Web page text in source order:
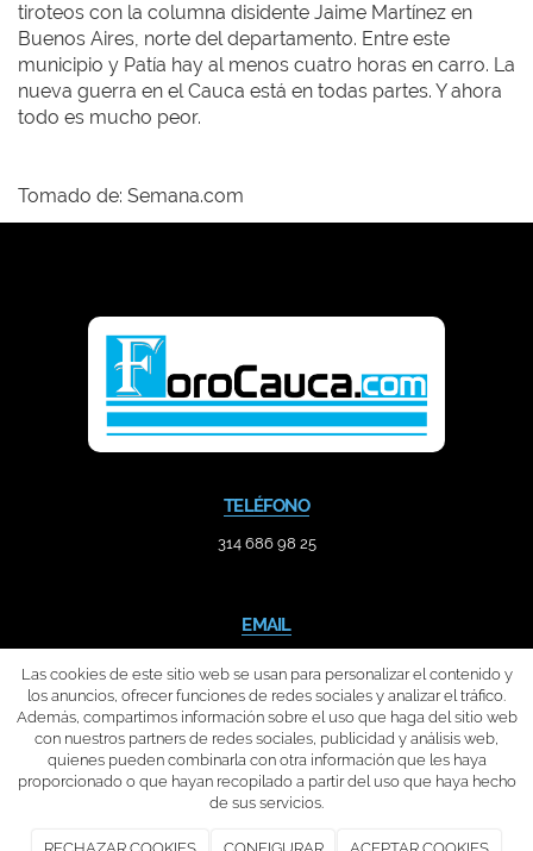
tiroteos con la columna disidente Jaime Martínez en
Buenos Aires, norte del departamento. Entre este
municipio y Patía hay al menos cuatro horas en carro. La
nueva guerra en el Cauca está en todas partes. Y ahora
todo es mucho peor.
Tomado de: Semana.com
TELÉFONO
314 686 98 25
EMAIL
Las cookies de este sitio web se usan para personalizar el contenido y
los anuncios, ofrecer funciones de redes sociales y analizar el tráfico.
Además, compartimos información sobre el uso que haga del sitio web
con nuestros partners de redes sociales, publicidad y análisis web,
quienes pueden combinarla con otra información que les haya
proporcionado o que hayan recopilado a partir del uso que haya hecho
de sus servicios.
RECHAZAR COOKIES CONFIGURAR ACEPTAR COOKIES